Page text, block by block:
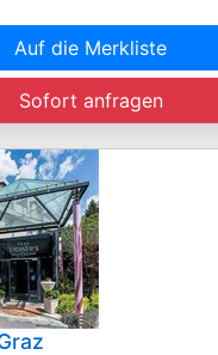
Auf die Merkliste
Sofort anfragen